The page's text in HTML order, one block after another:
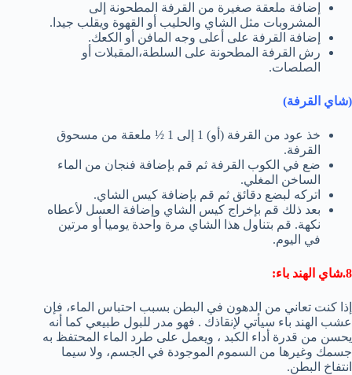
إضافة ملعقة صغيرة من القرفة المطحونة إلى
المشروبات مثل الشاي والحليب أو القهوة ويقلب جيدا.
إضافة القرفة على أعلى وجه المافن أو الكعك.
رش القرفة المطحونة على السلطة،المقبلات أو
الصلصات.
(شاي القرفة)
خذ عود من القرفة (أو) 1 إلى 1 ½ ملعقة من مسحوق
القرفة.
ضع في الكوب القرفة ثم قم بإضافة فنجان من الماء
الساخن المغلي.
اتركه لبضع دقائق ثم قم بإضافة كيس الشاي.
بعد ذلك قم بإخراج كيس الشاي وإضافة العسل لأعطاه
نكهة. قم بتناول هذا الشاي مرة واحدة يوميا أو مرتين
في اليوم.
8.شاي الهند باء:
إذا كنت تعاني من الدهون في البطن بسبب احتباس الماء، فإن
عشب الهند باء سيأتي لإنقاذك . فهو مدر للبول طبيعي كما أنه
يحسن من قدرة أداء الكبد ، ويعمل على طرد الماء المحتفظ به
جسمك وغيرها من السموم الموجودة في الجسم، ولا سيما
انتفاخ البطن.